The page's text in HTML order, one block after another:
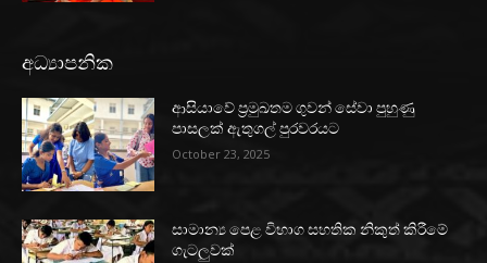
අධ්‍යාපනික
ආසියාවේ ප්‍රමුඛතම ගුවන් සේවා පුහුණු
පාසලක් ඇතුගල් පුරවරයට
October 23, 2025
සාමාන්‍ය පෙළ විභාග සහතික නිකුත් කිරීමේ
ගැටලුවක්